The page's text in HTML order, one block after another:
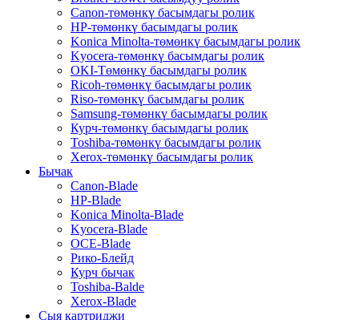
Canon-төмөнкү басымдагы ролик
HP-төмөнкү басымдагы ролик
Konica Minolta-төмөнкү басымдагы ролик
Kyocera-төмөнкү басымдагы ролик
OKI-Төмөнкү басымдагы ролик
Ricoh-төмөнкү басымдагы ролик
Riso-төмөнкү басымдагы ролик
Samsung-төмөнкү басымдагы ролик
Курч-төмөнкү басымдагы ролик
Toshiba-төмөнкү басымдагы ролик
Xerox-төмөнкү басымдагы ролик
Бычак
Canon-Blade
HP-Blade
Konica Minolta-Blade
Kyocera-Blade
OCE-Blade
Рико-Блейд
Курч бычак
Toshiba-Balde
Xerox-Blade
Сыя картриджи